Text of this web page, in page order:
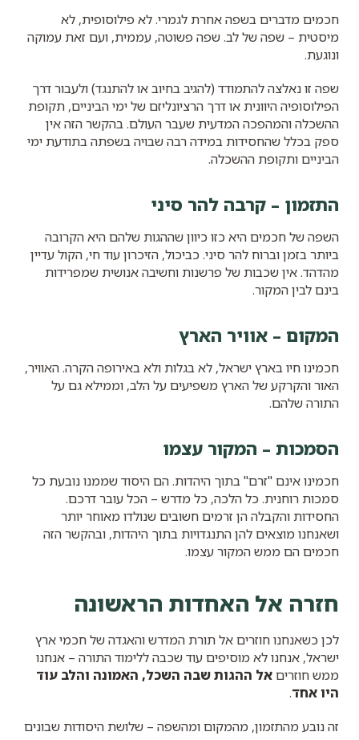
חכמים מדברים בשפה אחרת לגמרי. לא פילוסופית, לא
מיסטית – שפה של לב. שפה פשוטה, עממית, ועם זאת עמוקה
ונוגעת.
שפה זו נאלצה להתמודד (להגיב בחיוב או להתנגד) ולעבור דרך
הפילוסופיה היוונית או דרך הרציונליזם של ימי הביניים, תקופת
ההשכלה והמהפכה המדעית שעבר העולם. בהקשר הזה אין
ספק בכלל שהחסידות במידה רבה שבויה בשפתה בתודעת ימי
הביניים ותקופת ההשכלה.
התזמון – קרבה להר סיני
השפה של חכמים היא כזו כיוון שההגות שלהם היא הקרובה
ביותר בזמן וברוח להר סיני. כביכול, הזיכרון עוד חי, הקול עדיין
מהדהד. אין שכבות של פרשנות וחשיבה אנושית שמפרידות
בינם לבין המקור.
המקום – אוויר הארץ
חכמינו חיו בארץ ישראל, לא בגלות ולא באירופה הקרה. האוויר,
האור והקרקע של הארץ משפיעים על הלב, וממילא גם על
התורה שלהם.
הסמכות – המקור עצמו
חכמינו אינם "זרם" בתוך היהדות. הם היסוד שממנו נובעת כל
סמכות רוחנית. כל הלכה, כל מדרש – הכל עובר דרכם.
החסידות והקבלה הן זרמים חשובים שנולדו מאוחר יותר
ושאנחנו מוצאים להן התנגדויות בתוך היהדות, ובהקשר הזה
חכמים הם ממש המקור עצמו.
חזרה אל האחדות הראשונה
לכן כשאנחנו חוזרים אל תורת המדרש והאגדה של חכמי ארץ
ישראל, אנחנו לא מוסיפים עוד שכבה ללימוד התורה – אנחנו
ממש חוזריםאל ההגות שבה השכל, האמונה והלב עוד
היו אחד.
זה נובע מהתזמון, מהמקום ומהשפה – שלושת היסודות שבונים